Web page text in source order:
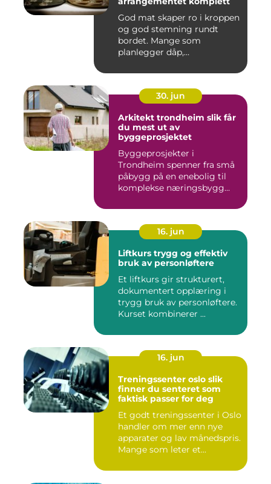
God mat skaper ro i kroppen
og god stemning rundt
bordet. Mange som
planlegger dåp,
30. jun
Arkitekt trondheim slik får
du mest ut av
byggeprosjektet
Byggeprosjekter i
Trondheim spenner fra små
påbygg på en enebolig til
komplekse næringsbygg
16. jun
Liftkurs trygg og effektiv
bruk av personløftere
Et liftkurs gir strukturert,
dokumentert opplæring i
trygg bruk av personløftere.
Kurset kombinerer ...
16. jun
Treningssenter oslo slik
finner du senteret som
faktisk passer for deg
Et godt treningssenter i Oslo
handler om mer enn nye
apparater og lav månedspris.
Mange som leter et...